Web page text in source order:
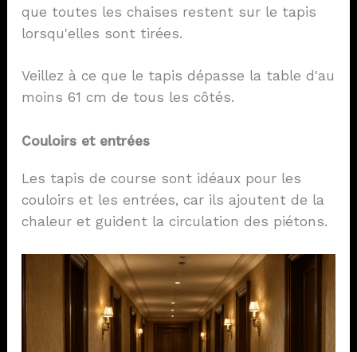
que toutes les chaises restent sur le tapis
lorsqu'elles sont tirées.
Veillez à ce que le tapis dépasse la table d'au
moins 61 cm de tous les côtés.
Couloirs et entrées
Les tapis de course sont idéaux pour les
couloirs et les entrées, car ils ajoutent de la
chaleur et guident la circulation des piétons.